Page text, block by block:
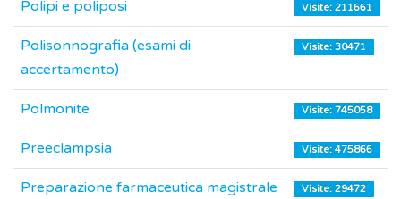
Polipi e poliposi Visite: 211661
Polisonnografia (esami di
accertamento)
Visite: 30471
Polmonite Visite: 745058
Preeclampsia Visite: 475866
Preparazione farmaceutica magistrale Visite: 29472